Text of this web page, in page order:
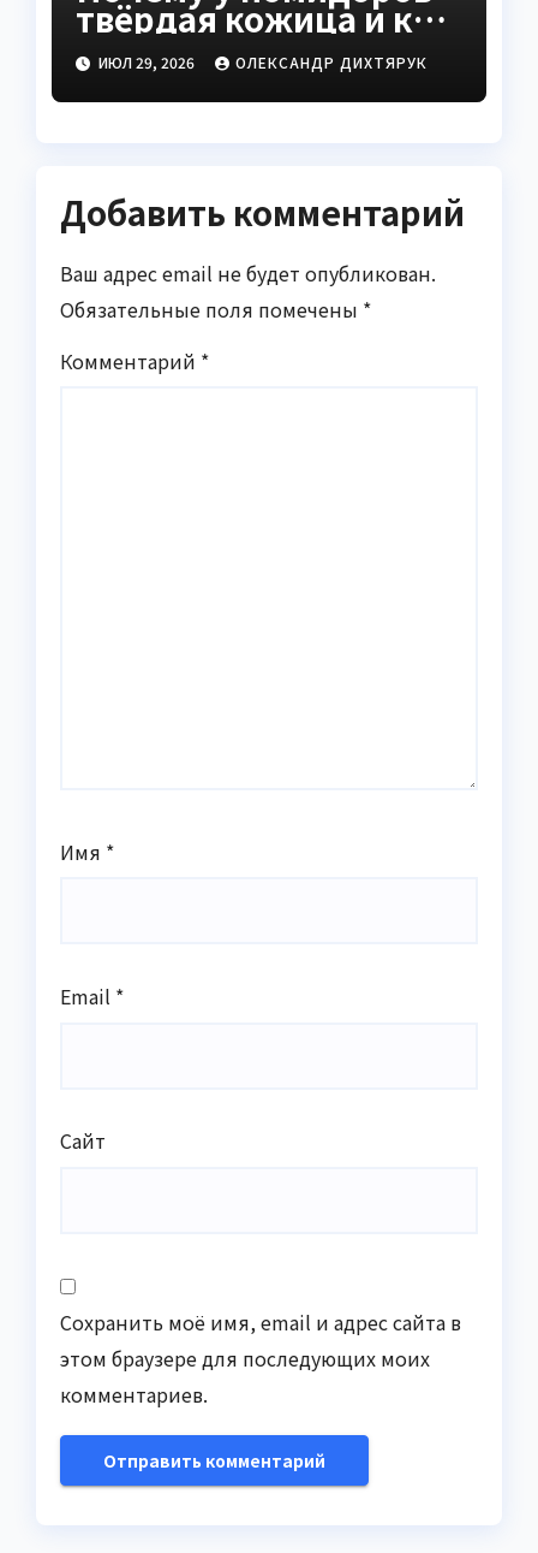
твёрдая кожица и как
это исправить
ИЮЛ 29, 2026 ОЛЕКСАНДР ДИХТЯРУК
Добавить комментарий
Ваш адрес email не будет опубликован.
Обязательные поля помечены *
Комментарий *
Имя *
Email *
Сайт
Сохранить моё имя, email и адрес сайта в
этом браузере для последующих моих
комментариев.